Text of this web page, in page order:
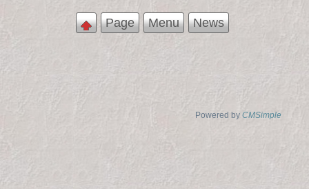
Page Menu News
Powered by CMSimple